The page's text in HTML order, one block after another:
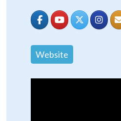
Website